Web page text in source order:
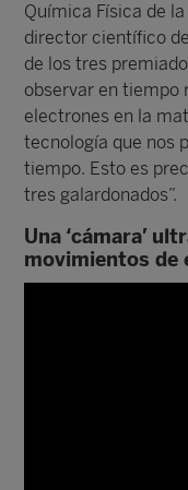
Química Física de
director científico
de los tres
observar en tiempo
electrones en la
tecnología que nos
tiempo. Esto es
tres galardonados”.
Una ‘cámara’
movimientos de